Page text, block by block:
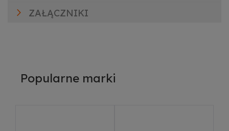
ZAŁĄCZNIKI
Popularne marki